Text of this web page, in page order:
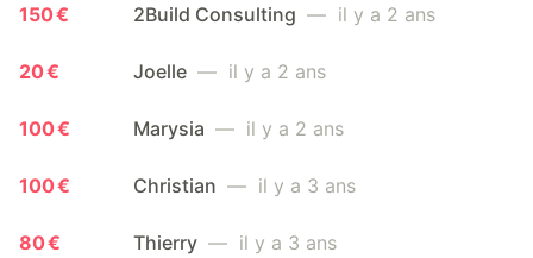
150 € 2Build Consulting — il y a 2 ans
20 € Joelle — il y a 2 ans
100 € Marysia — il y a 2 ans
100 € Christian — il y a 3 ans
80 € Thierry — il y a 3 ans